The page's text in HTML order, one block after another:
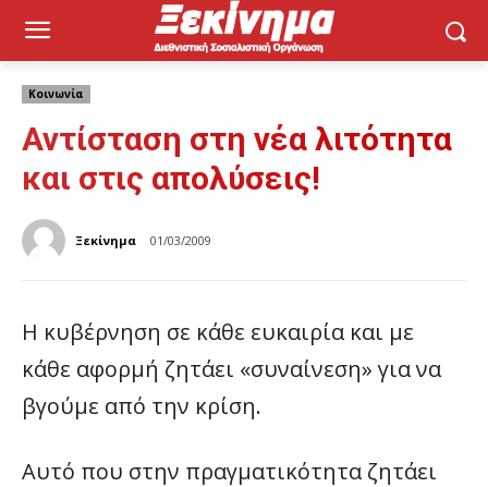
Κοινωνία
Αντίσταση στη νέα λιτότητα
και στις απολύσεις!
Ξεκίνημα 01/03/2009
Η κυβέρνηση σε κάθε ευκαιρία και με
κάθε αφορμή ζητάει «συναίνεση» για να
βγούμε από την κρίση.
Αυτό που στην πραγματικότητα ζητάει